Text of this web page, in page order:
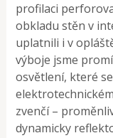
profilaci
obkladu stěn v
uplatnili i v
výboje jsme
osvětlení, které
zvenčí –
dynamicky